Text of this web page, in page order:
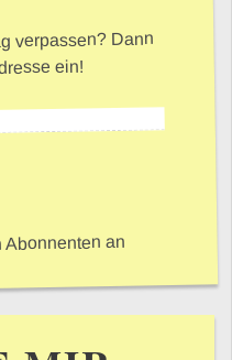
verpassen? Dann
ein!
an